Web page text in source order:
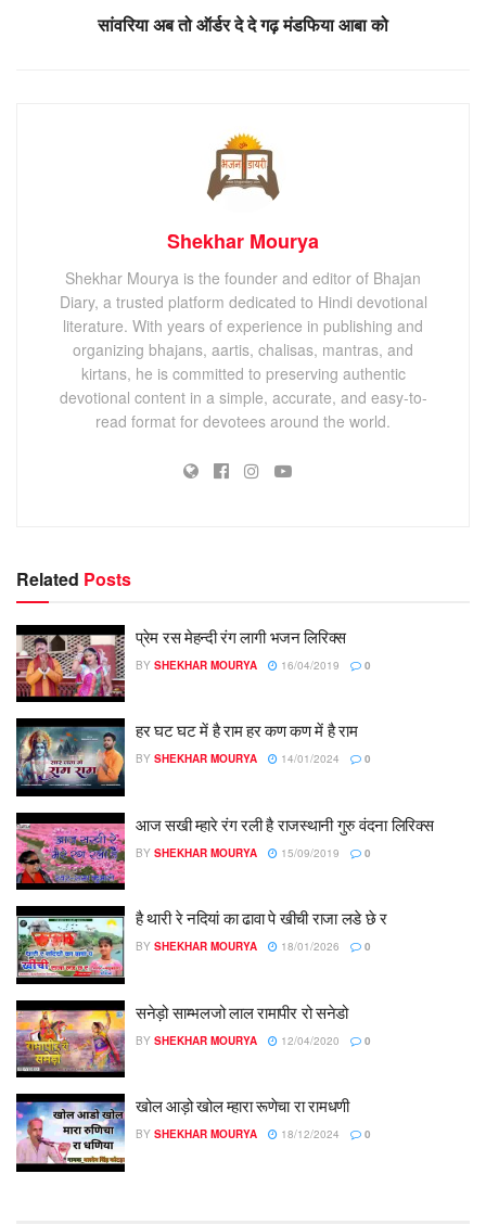
सांवरिया अब तो ऑर्डर दे दे गढ़ मंडफिया आबा को
Shekhar Mourya
Shekhar Mourya is the founder and editor of Bhajan
Diary, a trusted platform dedicated to Hindi devotional
literature. With years of experience in publishing and
organizing bhajans, aartis, chalisas, mantras, and
kirtans, he is committed to preserving authentic
devotional content in a simple, accurate, and easy-to-
read format for devotees around the world.
Related Posts
प्रेम रस मेहन्दी रंग लागी भजन लिरिक्स
BY SHEKHAR MOURYA 16/04/2019 0
हर घट घट में है राम हर कण कण में है राम
BY SHEKHAR MOURYA 14/01/2024 0
आज सखी म्हारे रंग रली है राजस्थानी गुरु वंदना लिरिक्स
BY SHEKHAR MOURYA 15/09/2019 0
है थारी रे नदियां का ढावा पे खीची राजा लडे छे र
BY SHEKHAR MOURYA 18/01/2026 0
सनेड़ो साम्भलजो लाल रामापीर रो सनेडो
BY SHEKHAR MOURYA 12/04/2020 0
खोल आड़ो खोल म्हारा रूणेचा रा रामधणी
BY SHEKHAR MOURYA 18/12/2024 0